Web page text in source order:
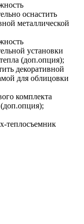
оснастить
металлической
установки
(доп.опция);
декоративной
для облицовки
комплекта